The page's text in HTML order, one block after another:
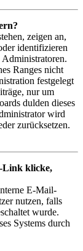
zeigen an,
identifizieren
Ranges nicht
festgelegt
nur um
dulden dieses
wird
zurücksetzen.
Link klicke,
E-Mail-
nutzen, falls
wurde.
Systems durch